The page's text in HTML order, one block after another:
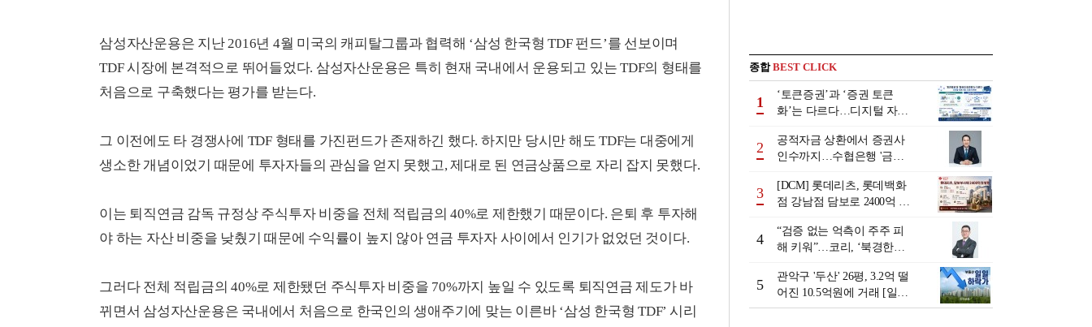
삼성자산운용은 지난 2016년 4월 미국의 캐피탈그룹과 협력해 ‘삼성 한국형 TDF 펀드’를 선보이며
TDF 시장에 본격적으로 뛰어들었다. 삼성자산운용은 특히 현재 국내에서 운용되고 있는 TDF의 형태를
처음으로 구축했다는 평가를 받는다.
그 이전에도 타 경쟁사에 TDF 형태를 가진펀드가 존재하긴 했다. 하지만 당시만 해도 TDF는 대중에게
생소한 개념이었기 때문에 투자자들의 관심을 얻지 못했고, 제대로 된 연금상품으로 자리 잡지 못했다.
이는 퇴직연금 감독 규정상 주식투자 비중을 전체 적립금의 40%로 제한했기 때문이다. 은퇴 후 투자해
야 하는 자산 비중을 낮췄기 때문에 수익률이 높지 않아 연금 투자자 사이에서 인기가 없었던 것이다.
그러다 전체 적립금의 40%로 제한됐던 주식투자 비중을 70%까지 높일 수 있도록 퇴직연금 제도가 바
뀌면서 삼성자산운용은 국내에서 처음으로 한국인의 생애주기에 맞는 이른바 ‘삼성 한국형 TDF’ 시리
종합BEST CLICK
1
‘토큰증권’과 ‘증권 토큰
화’는 다르다…디지털 자본
2
공적자금 상환에서 증권사
인수까지…수협은행 '금융
행 금융그룹의 꿈①]
3
[DCM] 롯데리츠, 롯데백화
점 강남점 담보로 2400억 조
4
“검증 없는 억측이 주주 피
해 키워”…코리, ‘북경한미
5
관악구 '두산' 26평, 3.2억 떨
어진 10.5억원에 거래 [일일
하락가]